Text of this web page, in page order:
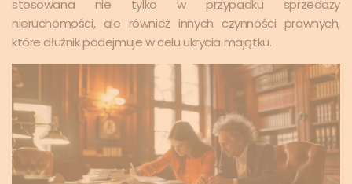
stosowana nie tylko w przypadku sprzedaży
nieruchomości, ale również innych czynności prawnych,
które dłużnik podejmuje w celu ukrycia majątku.